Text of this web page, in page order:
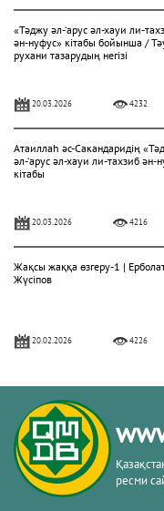
«Тәджу әл-‘арус әл-хауи ли-
ән-нуфус» кітабы бойынша /
рухани тазарудың негізі
20.03.2026 4232
Атаиллаһ әс-Сакандаридің
әл-‘арус әл-хауи ли-тахзиб ән-
кітабы
20.03.2026 4216
Жақсы жаққа өзгеру-1 |
Жүсіпов
20.02.2026 4226
Жүрек сырлары 2-дәріс. Тәубе
тақырыбы. Әр-рисала әл-
кітабы негізінде
20.02.2026
ресми